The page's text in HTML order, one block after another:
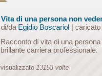
Vita di una persona non
di/da Egidio Boscariol| caricato
Racconto di vita di una
brillante carriera professionale.
visualizzato 13153 volte